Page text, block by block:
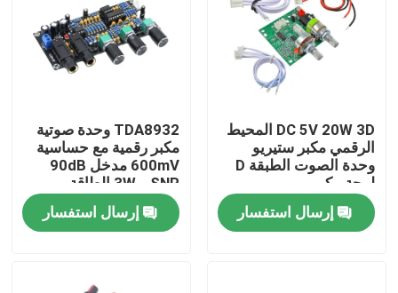
الصفحة الرئيسية
DC 5V 20W 3D المحيط
الرقمي مكبر ستيريو
وحدة الصوت الطبقة D
لوحة مكبر
إرسال استفسار
TDA8932 وحدة صوتية
مكبر رقمية مع حساسية
600mV مدخل 90dB
SNR و 3W الطاقة
الخارجة
إرسال استفسار